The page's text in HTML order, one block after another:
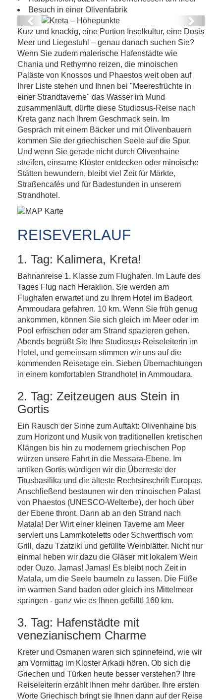
Besuch in einer Olivenfabrik
Kreta – Höhepunkte
Previous Next
Kurz und knackig, eine Portion Inselkultur, eine Dosis
Meer und Liegestuhl – genau danach suchen Sie?
Wenn Sie zudem malerische Hafenstädte wie
Chania und Rethymno reizen, die minoischen
Paläste von Knossos und Phaestos weit oben auf
Ihrer Liste stehen und Ihnen bei "Meeresfrüchte in
einer Strandtaverne" das Wasser im Mund
zusammenläuft, dürfte diese Studiosus-Reise nach
Kreta ganz nach Ihrem Geschmack sein. Im
Gespräch mit einem Bäcker und mit Olivenbauern
kommen Sie der griechischen Seele auf die Spur.
Und wenn Sie gerade nicht durch Olivenhaine
streifen, einsame Klöster entdecken oder minoische
Stätten bewundern, bleibt viel Zeit für Märkte,
Straßencafés und für Badestunden in unserem
Strandhotel.
REISEVERLAUF
1. Tag: Kalimera, Kreta!
Bahnanreise 1. Klasse zum Flughafen. Im Laufe des
Tages Flug nach Heraklion. Sie werden am
Flughafen erwartet und zu Ihrem Hotel im Badeort
Ammoudara gefahren. 10 km. Wenn Sie früh genug
ankommen, können Sie sich gleich im Meer oder im
Pool erfrischen oder am Strand spazieren gehen.
Abends begrüßt Sie Ihre Studiosus-Reiseleiterin im
Hotel, und gemeinsam stimmen wir uns auf die
kommenden Reisetage ein. Sieben Übernachtungen
in einem komfortablen Strandhotel in Ammoudara.
2. Tag: Zeitzeugen aus Stein in
Gortis
Ein Rausch der Sinne zum Auftakt: Olivenhaine bis
zum Horizont und Musik von traditionellen kretischen
Klängen bis hin zu modernem griechischen Pop
würzen unsere Fahrt in die Messara-Ebene. Im
antiken Gortis würdigen wir die Überreste der
Titusbasilika und die älteste Rechtsinschrift Europas.
Anschließend bestaunen wir den minoischen Palast
von Phaestos (UNESCO-Welterbe), der hoch über
der Ebene thront. Dann ab an den Strand nach
Matala! Der Wirt einer kleinen Taverne am Meer
serviert uns Lammkoteletts oder Schwertfisch vom
Grill, dazu Tzatziki und gefüllte Weinblätter. Nicht nur
einmal heben wir dazu die Gläser mit lokalem Wein
oder Ouzo. Jamas! Jamas! Es bleibt noch Zeit in
Matala, um die Seele baumeln zu lassen. Die Füße
im warmen Sand baden oder gleich ins Mittelmeer
springen - ganz wie es Ihnen gefällt! 160 km.
3. Tag: Hafenstädte mit
venezianischem Charme
Kreter und Osmanen waren sich spinnefeind, wie wir
am Vormittag im Kloster Arkadi hören. Ob sich die
Griechen und Türken heute besser verstehen? Ihre
Reiseleiterin erzählt Ihnen mehr darüber. Ihre ersten
Worte Griechisch bringt sie Ihnen dann auf der Reise